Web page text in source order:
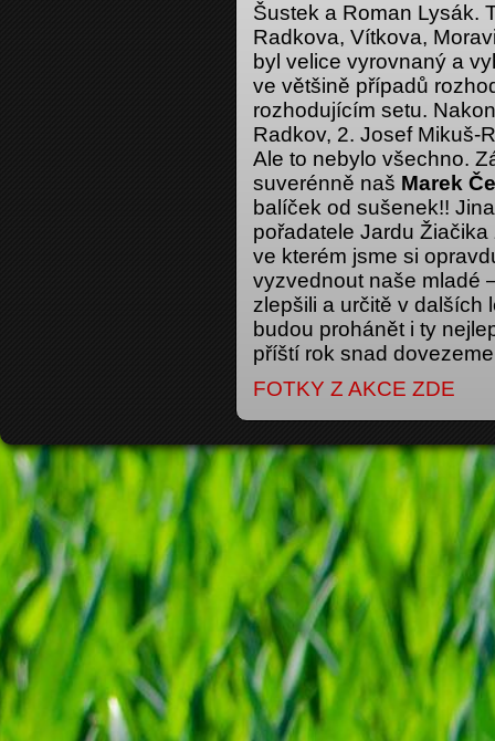
Šustek a Roman Lysák.
Radkova, Vítkova,
byl velice vyrovnaný a
ve většině případů
rozhodujícím setu.
Radkov, 2. Josef Mikuš-
Ale to nebylo všechno.
suverénně naš Marek
balíček od sušenek!!
pořadatele Jardu
ve kterém jsme si
vyzvednout naše mladé
zlepšili a určitě v dalších
budou prohánět i ty
příští rok snad
FOTKY Z AKCE ZDE